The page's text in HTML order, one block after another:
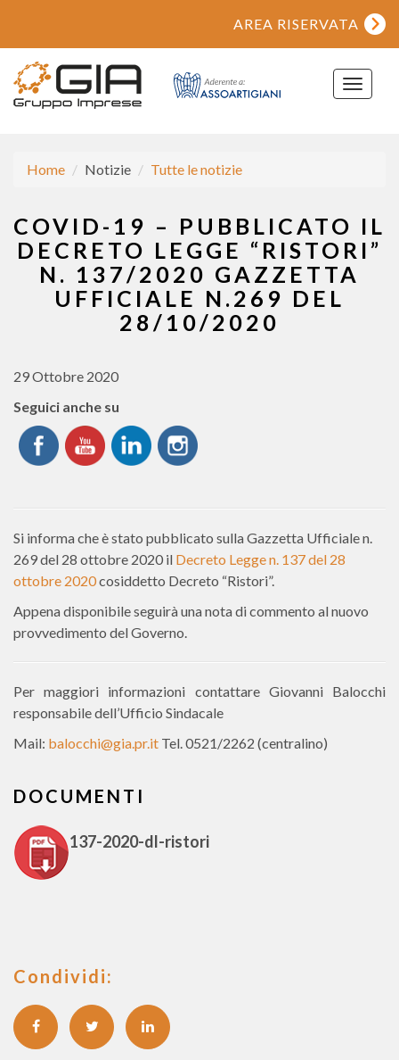
AREA RISERVATA
Toggle
Home Notizie Tutte le notizie
COVID-19 – PUBBLICATO IL
DECRETO LEGGE “RISTORI”
N. 137/2020 GAZZETTA
UFFICIALE N.269 DEL
28/10/2020
29 Ottobre 2020
Seguici anche su
Si informa che è stato pubblicato sulla Gazzetta Ufficiale n.
269 del 28 ottobre 2020 il Decreto Legge n. 137 del 28
ottobre 2020cosiddetto Decreto “Ristori”.
Appena disponibile seguirà una nota di commento al nuovo
provvedimento del Governo.
Per maggiori informazioni contattare Giovanni Balocchi
responsabile dell’Ufficio Sindacale
Mail: balocchi@gia.pr.it Tel. 0521/2262 (centralino)
DOCUMENTI
137-2020-dl-ristori
Condividi: